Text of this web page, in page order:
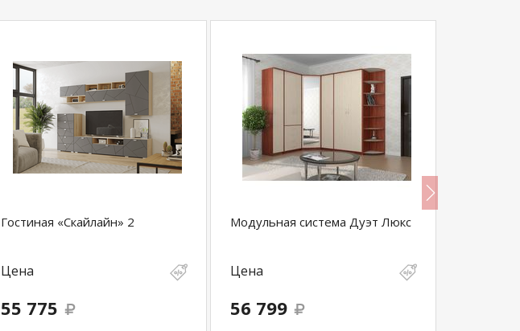
Гостиная «Скайлайн» 2
Цена
55 775
Модульная система Дуэт Люкс
Цена
56 799